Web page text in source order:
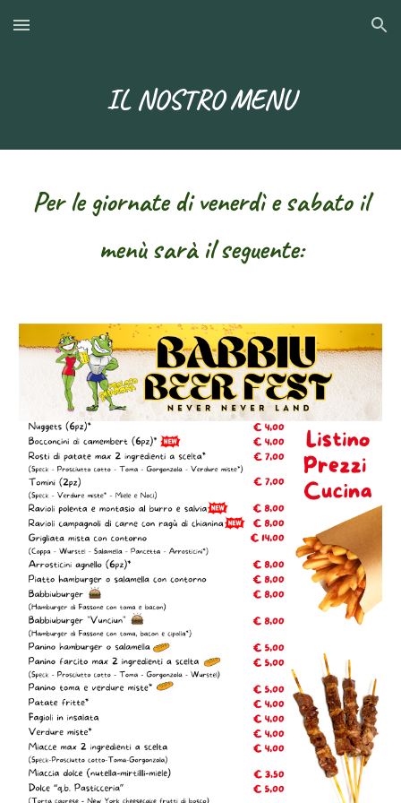
Skip to main content Skip to navigation
IL NOSTRO MENU
Per le giornate di venerdì e sabato il
menù sarà il seguente: